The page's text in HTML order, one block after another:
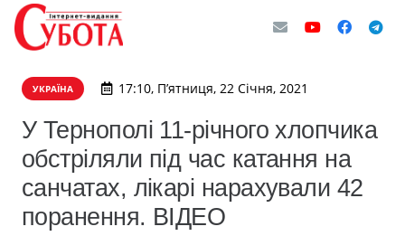
УКРАЇНА 17:10, П’ятниця, 22 Січня, 2021
У Тернополі 11-річного хлопчика
обстріляли під час катання на
санчатах, лікарі нарахували 42
поранення. ВІДЕО